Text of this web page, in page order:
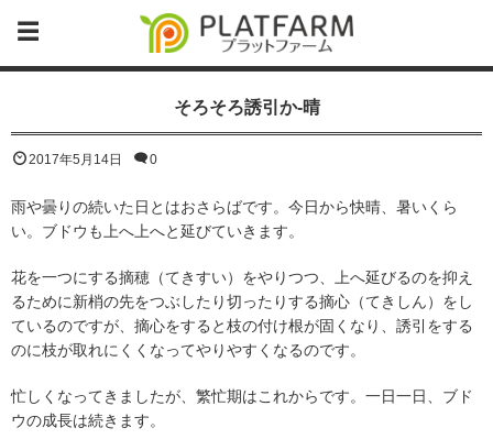
そろそろ誘引か-晴
2017年5月14日 0
雨や曇りの続いた日とはおさらばです。今日から快晴、暑いくら
い。ブドウも上へ上へと延びていきます。
花を一つにする摘穂（てきすい）をやりつつ、上へ延びるのを抑え
るために新梢の先をつぶしたり切ったりする摘心（てきしん）をし
ているのですが、摘心をすると枝の付け根が固くなり、誘引をする
のに枝が取れにくくなってやりやすくなるのです。
忙しくなってきましたが、繁忙期はこれからです。一日一日、ブド
ウの成長は続きます。